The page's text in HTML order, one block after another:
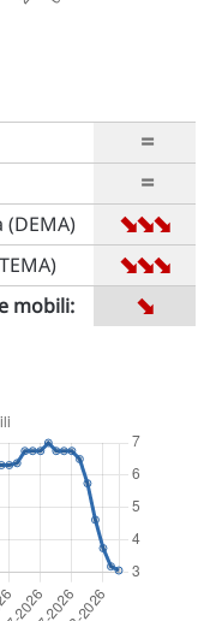
=
=
➡
➡
➡
➡
➡
➡
mobili: ➡